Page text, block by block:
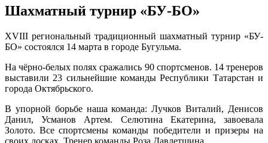
Шахматный турнир «БУ-БО»
XVIII региональный традиционный шахматный турнир «БУ-
БО» состоялся 14 марта в городе Бугульма.
На чёрно-белых полях сражались 90 спортсменов. 14 тренеров
выставили 23 сильнейшие команды Республики Татарстан и
города Октябрьского.
В упорной борьбе наша команда: Лучков Виталий, Денисов
Данил, Усманов Артем. Селютина Екатерина, завоевала
Золото. Все спортсмены команды победители и призеры на
своих досках. Тренер команды Роза Давлетшина.